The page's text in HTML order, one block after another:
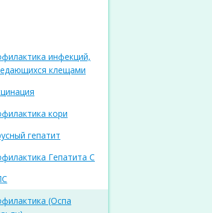
инфекций,
клещами
кори
гепатит
Гепатита С
(Оспа